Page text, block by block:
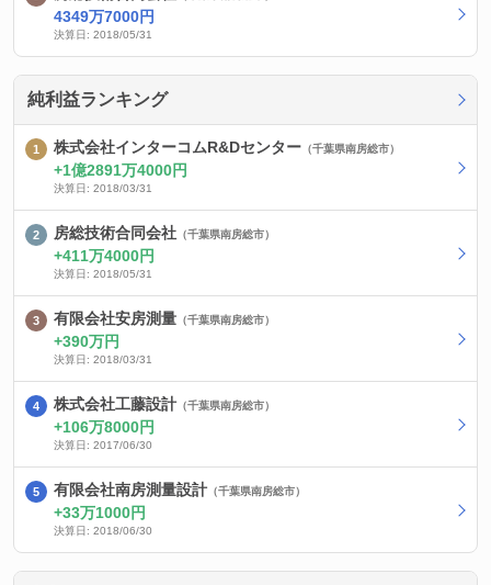
4349万7000円
決算日: 2018/05/31
純利益ランキング
株式会社インターコムR&Dセンター （千葉県南房総市）
1億2891万4000円
決算日: 2018/03/31
房総技術合同会社 （千葉県南房総市）
411万4000円
決算日: 2018/05/31
有限会社安房測量 （千葉県南房総市）
390万円
決算日: 2018/03/31
株式会社工藤設計 （千葉県南房総市）
106万8000円
決算日: 2017/06/30
有限会社南房測量設計 （千葉県南房総市）
33万1000円
決算日: 2018/06/30